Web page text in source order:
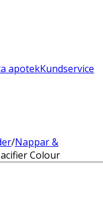
apotekKundservice
/Nappar &
Colour